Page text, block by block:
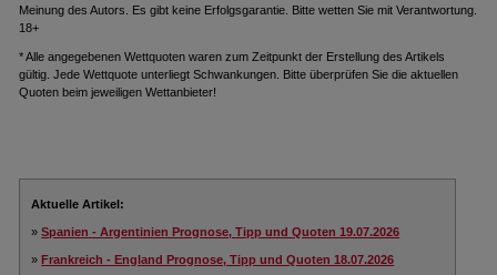
Meinung des Autors. Es gibt keine Erfolgsgarantie. Bitte wetten Sie mit Verantwortung.
18+
* Alle angegebenen Wettquoten waren zum Zeitpunkt der Erstellung des Artikels
gültig. Jede Wettquote unterliegt Schwankungen. Bitte überprüfen Sie die aktuellen
Quoten beim jeweiligen Wettanbieter!
Aktuelle Artikel:
»Spanien - Argentinien Prognose, Tipp und Quoten 19.07.2026
»Frankreich - England Prognose, Tipp und Quoten 18.07.2026